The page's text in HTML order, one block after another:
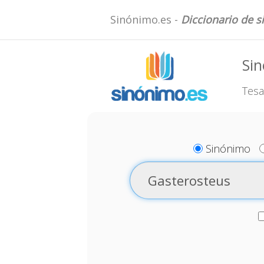
Sinónimo.es - Diccionario de
Sinónimo